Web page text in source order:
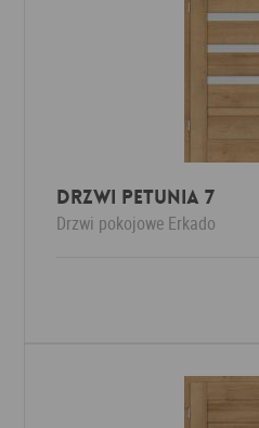
Drzwi PETUNIA 7
Drzwi pokojowe Erkado